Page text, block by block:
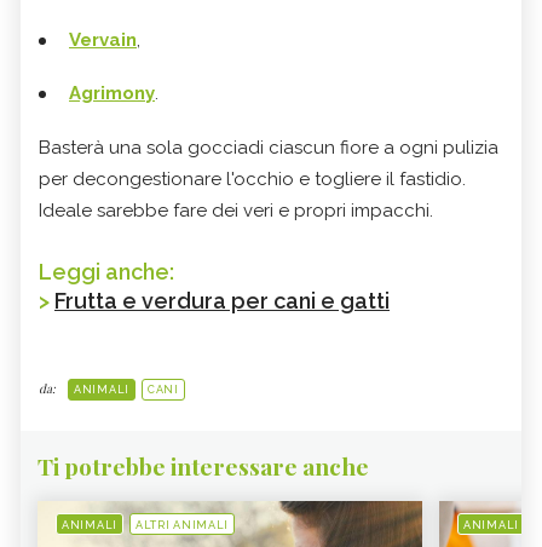
Vervain,
Agrimony.
Basterà una sola gocciadi ciascun fiore a ogni pulizia
per decongestionare l'occhio e togliere il fastidio.
Ideale sarebbe fare dei veri e propri impacchi.
Leggi anche:
> Frutta e verdura per cani e gatti
da: ANIMALI CANI
Ti potrebbe interessare anche
ANIMALI ALTRI ANIMALI ANIMALI